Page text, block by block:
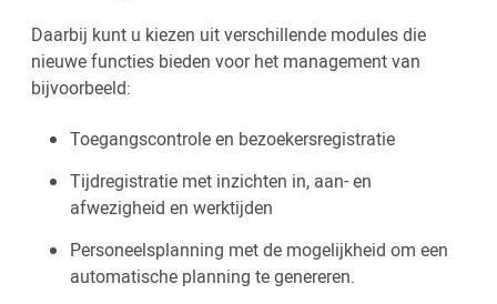
Daarbij kunt u kiezen uit verschillende modules die
nieuwe functies bieden voor het management van
bijvoorbeeld:
Toegangscontrole en bezoekersregistratie
Tijdregistratie met inzichten in, aan- en
afwezigheid en werktijden
Personeelsplanning met de mogelijkheid om een
automatische planning te genereren.